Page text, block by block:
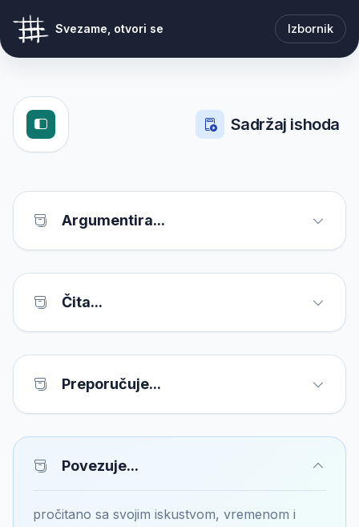
Svezame, otvori se Izbornik
Sadržaj ishoda
Argumentira...
Čita...
Preporučuje...
Povezuje...
pročitano sa svojim iskustvom, vremenom i